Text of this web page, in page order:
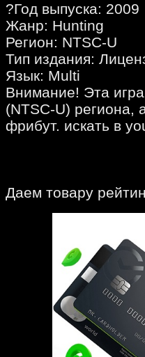
?Год выпуска: 2009
Жанр: Hunting
Регион: NTSC-U
Тип издания:
Язык: Multi
Внимание! Эта игра
(NTSC-U) региона,
фрибут. искать в
Даем товару